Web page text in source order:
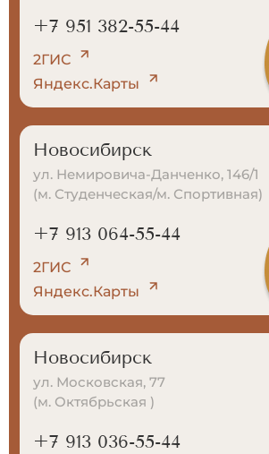
+7 951 382-55-44
2ГИС
Яндекс.Карты
Новосибирск
ул. Немировича-Данченко, 146/1
(м. Студенческая/м. Спортивная)
+7 913 064-55-44
2ГИС
Яндекс.Карты
Новосибирск
ул. Московская, 77
(м. Октябрьская )
+7 913 036-55-44